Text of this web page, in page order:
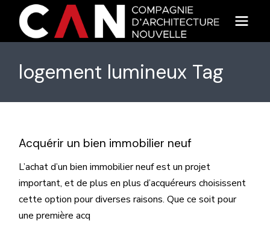
content
logement lumineux Tag
Acquérir un bien immobilier neuf
L’achat d’un bien immobilier neuf est un projet
important, et de plus en plus d’acquéreurs choisissent
cette option pour diverses raisons. Que ce soit pour
une première acq